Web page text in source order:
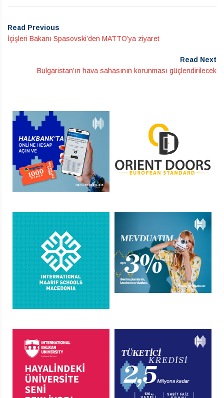
Read Previous
İçişleri Bakanı Spasovski’den MATTO’ya ziyaret
Read Next
Bulgaristan’ın hava sahasının korunması güçlendirilecek